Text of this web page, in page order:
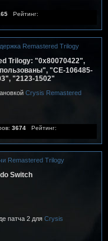
Рейтинг:
Remastered Trilogy
Trilogy: "0x80070422",
"CE-106485-
"2123-1502"
Crysis Remastered
3674 Рейтинг:
Remastered Trilogy
Switch
патча 2 для Crysis